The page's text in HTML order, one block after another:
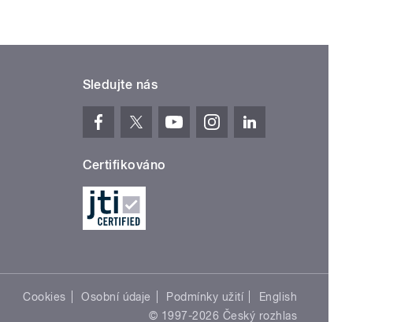
Sledujte nás
Certifikováno
Cookies Osobní údaje Podmínky užití
English
© 1997-2026 Český rozhlas